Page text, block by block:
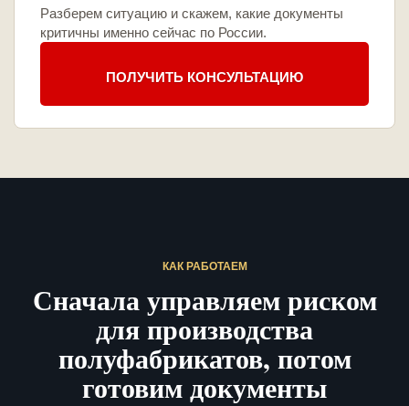
Разберем ситуацию и скажем, какие документы
критичны именно сейчас по России.
ПОЛУЧИТЬ КОНСУЛЬТАЦИЮ
КАК РАБОТАЕМ
Сначала управляем риском
для производства
полуфабрикатов, потом
готовим документы